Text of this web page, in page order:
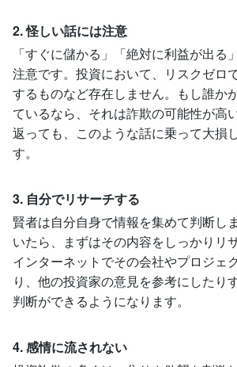
2. 怪しい話には注意
「すぐに儲かる」「絶対に利益が出る
注意です。投資において、リスクゼロ
するものなど存在しません。もし誰か
ているなら、それは詐欺の可能性が高
返っても、このような話に乗って大損
す。
3. 自分でリサーチする
賢者は自分自身で情報を集めて判断し
いたら、まずはその内容をしっかりリ
インターネットでその会社やプロジェ
り、他の投資家の意見を参考にしたり
判断ができるようになります。
4. 感情に流されない